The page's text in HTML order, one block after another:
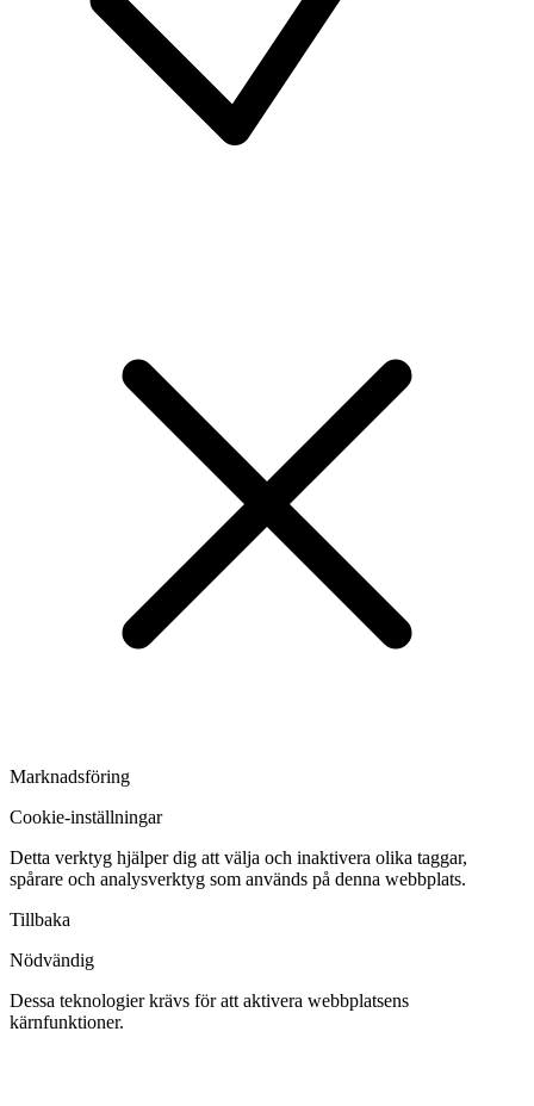
Marknadsföring
Cookie-inställningar
Detta verktyg hjälper dig att välja och inaktivera olika taggar,
spårare och analysverktyg som används på denna webbplats.
Tillbaka
Nödvändig
Dessa teknologier krävs för att aktivera webbplatsens
kärnfunktioner.